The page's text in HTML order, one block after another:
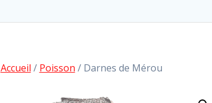
Accueil / Poisson / Darnes de Mérou